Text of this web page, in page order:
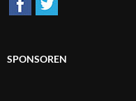
SPONSOREN